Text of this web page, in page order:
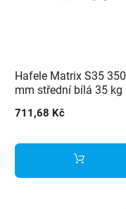
Hafele Matrix S35 350
mm střední bílá 35 kg
711,68 Kč